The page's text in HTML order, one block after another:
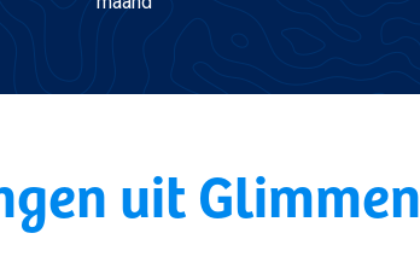
uit Glimmen